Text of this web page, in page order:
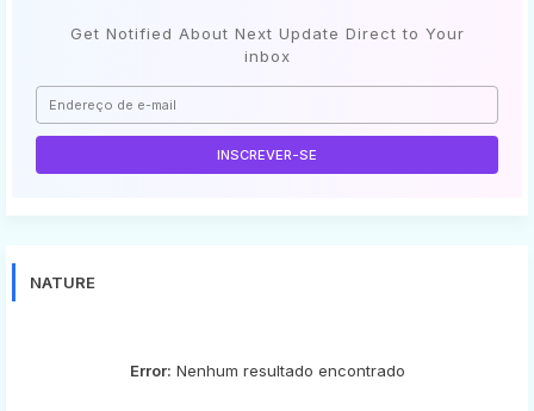
Get Notified About Next Update Direct to Your
inbox
NATURE
Error: Nenhum resultado encontrado